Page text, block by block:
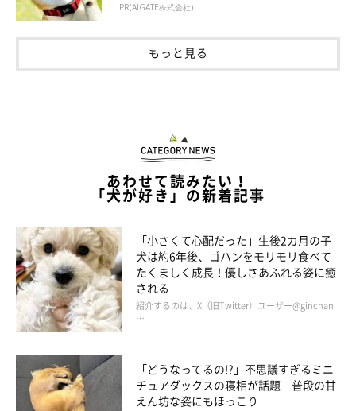
PR(AIGATE株式会社)
もっと見る
あわせて読みたい！
「犬が好き」の新着記事
「小さくて心配だった」生後2カ月の子
犬は約6年後、ゴハンをモリモリ食べて
たくましく成長！優しさあふれる姿に癒
される
紹介するのは、X（旧Twitter）ユーザー@ginchan
…
「どうなってるの!?」不思議すぎるミニ
チュアダックスの寝相が話題 普段の甘
えん坊な姿にもほっこり